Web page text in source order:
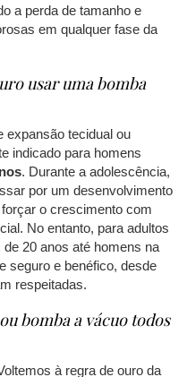
a perda de tamanho e
em qualquer fase da
usar uma bomba
expansão tecidual ou
indicado para homens
. Durante a adolescência,
por um desenvolvimento
o crescimento com
No entanto, para adultos
20 anos até homens na
seguro e benéfico, desde
respeitadas.
bomba a vácuo todos
à regra de ouro da